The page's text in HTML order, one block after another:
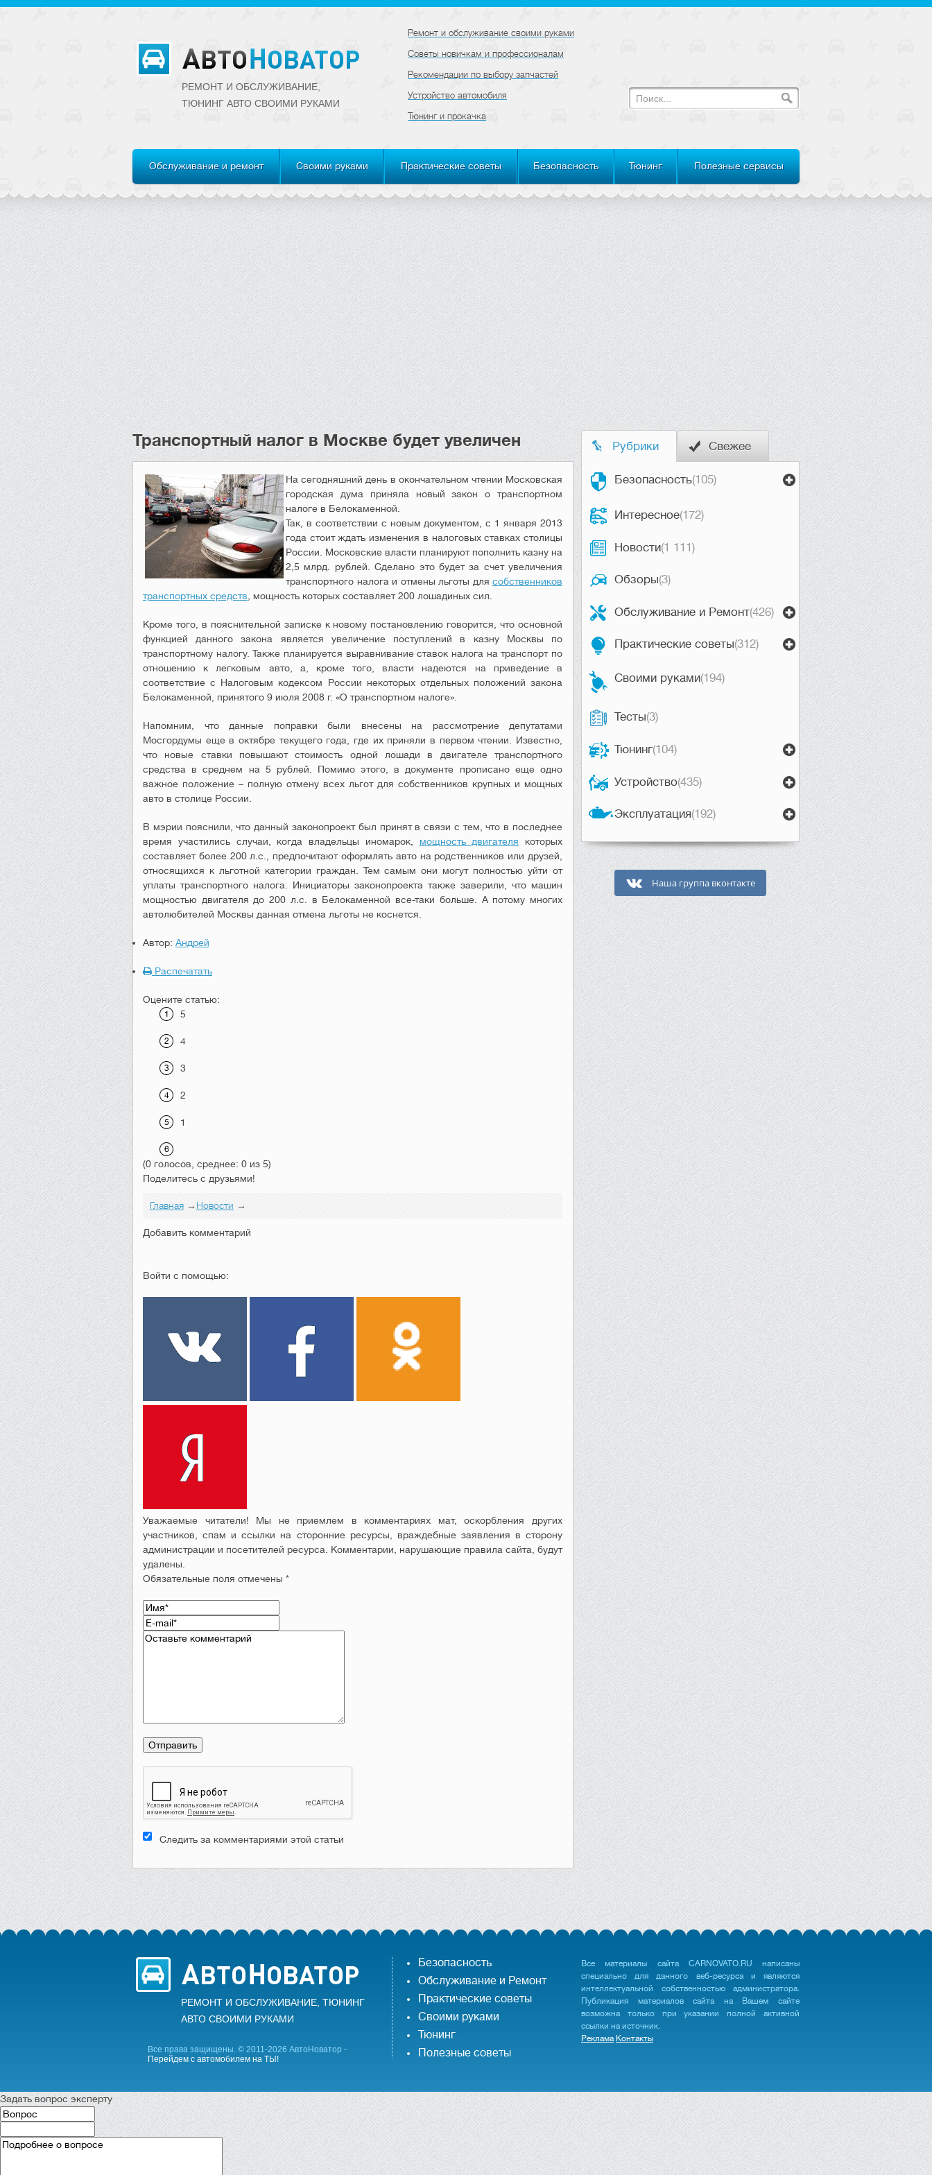
РЕМОНТ И ОБСЛУЖИВАНИЕ,
ТЮНИНГ АВТО CВОИМИ РУКАМИ
Ремонт и обслуживание своими руками
Советы новичкам и профессионалам
Рекомендации по выбору запчастей
Устройство автомобиля
Тюнинг и прокачка
Обслуживание и ремонт Своими руками Практические советы Безопасность Тюнинг Полезные сервисы
Транспортный налог в Москве будет увеличен
На сегодняшний день в окончательном чтении Московская
городская дума приняла новый закон о транспортном
налоге в Белокаменной.
Так, в соответствии с новым документом, с 1 января 2013
года стоит ждать изменения в налоговых ставках столицы
России. Московские власти планируют пополнить казну на
2,5 млрд. рублей. Сделано это будет за счет увеличения
транспортного налога и отмены льготы для собственников
транспортных средств , мощность которых составляет 200 лошадиных сил.
Кроме того, в пояснительной записке к новому постановлению говорится, что основной
функцией данного закона является увеличение поступлений в казну Москвы по
транспортному налогу. Также планируется выравнивание ставок налога на транспорт по
отношению к легковым авто, а, кроме того, власти надеются на приведение в
соответствие с Налоговым кодексом России некоторых отдельных положений закона
Белокаменной, принятого 9 июля 2008 г. «О транспортном налоге».
Напомним, что данные поправки были внесены на рассмотрение депутатами
Мосгордумы еще в октябре текущего года, где их приняли в первом чтении. Известно,
что новые ставки повышают стоимость одной лошади в двигателе транспортного
средства в среднем на 5 рублей. Помимо этого, в документе прописано еще одно
важное положение – полную отмену всех льгот для собственников крупных и мощных
авто в столице России.
В мэрии пояснили, что данный законопроект был принят в связи с тем, что в последнее
время участились случаи, когда владельцы иномарок, мощность двигателя которых
составляет более 200 л.с., предпочитают оформлять авто на родственников или друзей,
относящихся к льготной категории граждан. Тем самым они могут полностью уйти от
уплаты транспортного налога. Инициаторы законопроекта также заверили, что машин
мощностью двигателя до 200 л.с. в Белокаменной все-таки больше. А потому многих
автолюбителей Москвы данная отмена льготы не коснется.
Автор: Андрей
Распечатать
Оцените статью:
5
4
3
2
1
(0 голосов, среднее: 0 из 5)
Поделитесь с друзьями!
Главная →Новости →
Добавить комментарий
Войти с помощью:
Уважаемые читатели! Мы не приемлем в комментариях мат, оскорбления других
участников, спам и ссылки на сторонние ресурсы, враждебные заявления в сторону
администрации и посетителей ресурса. Комментарии, нарушающие правила сайта, будут
удалены.
Обязательные поля отмечены *
Следить за комментариями этой статьи
Рубрики Свежее
Безопасность(105)
Интересное(172)
Новости(1 111)
Обзоры(3)
Обслуживание и Ремонт(426)
Практические советы(312)
Своими руками(194)
Тесты(3)
Тюнинг(104)
Устройство(435)
Эксплуатация(192)
Наша группа вконтакте
РЕМОНТ И ОБСЛУЖИВАНИЕ, ТЮНИНГ
АВТО CВОИМИ РУКАМИ
Все права защищены. © 2011-2026 АвтоНоватор -
Перейдем с автомобилем на ТЫ!
Безопасность
Обслуживание и Ремонт
Практические советы
Своими руками
Тюнинг
Полезные советы
Все материалы сайта CARNOVATO.RU написаны
специально для данного веб-ресурса и являются
интеллектуальной собственностью администратора.
Публикация материалов сайта на Вашем сайте
возможна только при указании полной активной
ссылки на источник.
Реклама Контакты
Задать вопрос эксперту